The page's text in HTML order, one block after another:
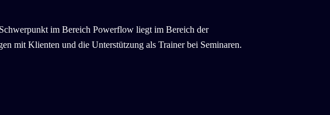
im Bereich Powerflow liegt im Bereich der
mit Klienten und die Unterstützung als Trainer bei Seminaren.